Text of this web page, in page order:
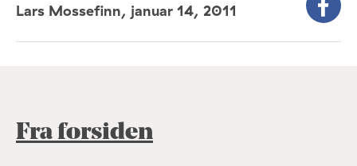
Lars Mossefinn, januar 14, 2011
Fra forsiden